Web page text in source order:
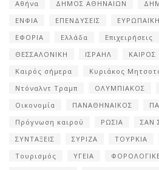
Αθήνα
ΔΗΜΟΣ ΑΘΗΝΑΙΩΝ
ΕΝΦΙΑ
ΕΠΕΝΔΥΣΕΙΣ
ΕΦΟΡΙΑ
Ελλάδα Επιχειρήσεις
ΘΕΣΣΑΛΟΝΙΚΗ
ΙΣΡΑΗΛ ΚΑΙΡΟΣ
Καιρός σήμερα
Κυριάκος
Ντόναλντ Τραμπ
ΟΛΥΜΠΙΑΚΟΣ
Οικονομία
ΠΑΝΑΘΗΝΑΙΚΟΣ
Πρόγνωση καιρού
ΡΩΣΙΑ ΣΑΝ
ΣΥΝΤΑΞΕΙΣ
ΣΥΡΙΖΑ ΤΟΥΡΚΙΑ
Τουρισμός
ΥΓΕΙΑ